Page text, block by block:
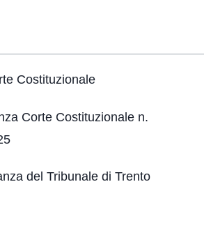
Costituzionale
Corte Costituzionale n.
del Tribunale di Trento